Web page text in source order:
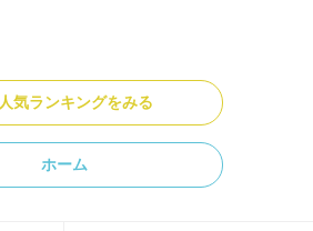
人気ランキングをみる
ホーム